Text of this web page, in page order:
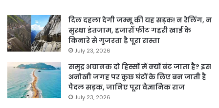
दिल दहला देगी जम्मू की यह सड़क! न रेलिंग, न
सुरक्षा इंतजाम, हजारों फीट गहरी खाई के
किनारे से गुजरता है पूरा रास्ता
July 23, 2026
समुद्र अचानक दो हिस्सों में क्यों बंट जाता है? इस
अनोखी जगह पर कुछ घंटों के लिए बन जाती है
पैदल सड़क, जानिए पूरा वैज्ञानिक राज
July 23, 2026